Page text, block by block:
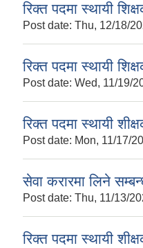
रिक्त पदमा स्थायी
Post date: Thu, 12/18/
रिक्त पदमा स्थायी
Post date: Wed, 11/19/
रिक्त पदमा स्थायी
Post date: Mon, 11/17/
सेवा करारमा लिने
Post date: Thu, 11/13/
रिक्त पदमा स्थायी